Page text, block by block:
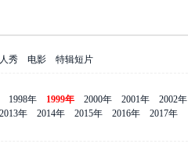
秀 电影 特辑短片
1998年 1999年 2000年 2001年
2002年
2013年 2014年 2015年 2016年
2017年